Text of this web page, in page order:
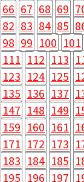
66 67 68 69
82 83 84 85
98 99 100 101
111 112 113
123 124 125
135 136 137
147 148 149
159 160 161
171 172 173
183 184 185
195 196 197